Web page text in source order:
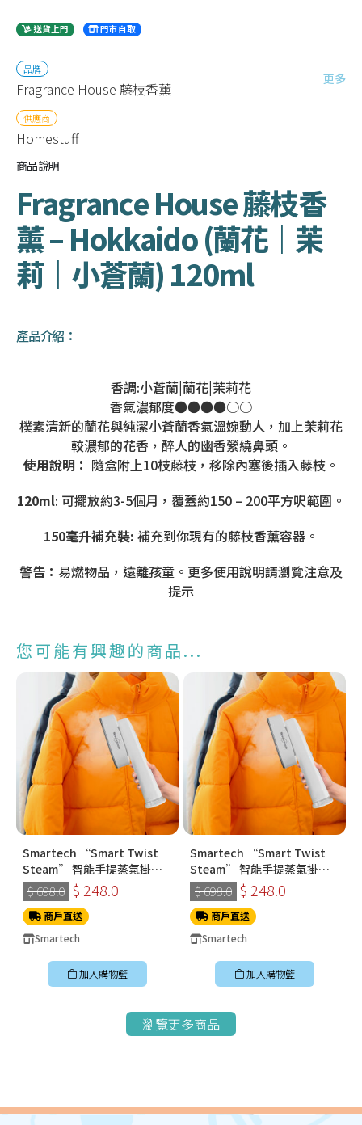
送貨上門 門市自取
品牌
Fragrance House 藤枝香薰
更多
供應商
Homestuff
商品說明
Fragrance House 藤枝香
薰 – Hokkaido (蘭花｜茉
莉｜小蒼蘭) 120ml
產品介紹：
香調:小蒼蘭|蘭花|茉莉花
香氣濃郁度●●●●○○
樸素清新的蘭花與純潔小蒼蘭香氣溫婉動人，加上茉莉花
較濃郁的花香，醉人的幽香縈繞鼻頭。
使用說明： 隨盒附上10枝藤枝，移除內塞後插入藤枝。
120ml: 可擺放約3-5個月，覆蓋約150 – 200平方呎範圍。
150毫升補充裝: 補充到你現有的藤枝香薰容器。
警告： 易燃物品，遠離孩童。更多使用說明請瀏覽注意及
提示
您可能有興趣的商品...
Smartech “Smart Twist
Steam” 智能手提蒸氣掛燙
機 (SS-8108)
$ 698.0 $ 248.0
商戶直送
Smartech
加入購物籃
Smartech “Smart Twist
Steam” 智能手提蒸氣掛燙
機 (SS-8108)
$ 698.0 $ 248.0
商戶直送
Smartech
加入購物籃
瀏覽更多商品